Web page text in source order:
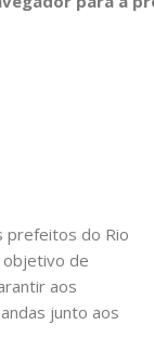
prefeitos do Rio
objetivo de
aos
junto aos